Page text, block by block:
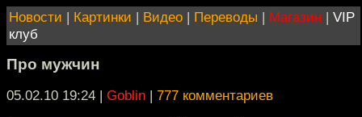
Новости | Картинки | Видео | Переводы | Магазин | VIP
клуб
Про мужчин
05.02.10 19:24 | Goblin | 777 комментариев